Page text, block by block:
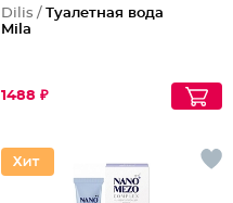
Dilis / Туалетная вода
Mila
1488 ₽